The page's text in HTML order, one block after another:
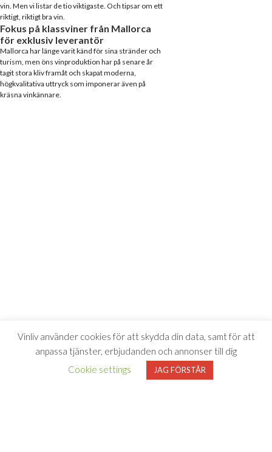
vin. Men vi listar de tio viktigaste. Och tipsar om ett
riktigt, riktigt bra vin.
Fokus på klassviner från Mallorca
för exklusiv leverantör
Mallorca har länge varit känd för sina stränder och
turism, men öns vinproduktion har på senare år
tagit stora kliv framåt och skapat moderna,
högkvalitativa uttryck som imponerar även på
kräsna vinkännare.
Vinliv använder cookies för att skydda din data, samt för att
anpassa tjänster, erbjudanden och annonser till dig
Cookie settings
JAG FÖRSTÅR